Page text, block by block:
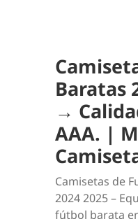
Baratas
→
AAA. |
Camisetas de
2024 2025 –
fútbol barata